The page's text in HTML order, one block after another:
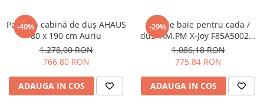
QUADRIX
QUADRIX COMPOZIT
Recomandate
ROLL
SENSUAL
-40%
Paravan cabină de duș AHAUS
80 x 190 cm Auriu
1.278,00 RON
766,80 RON
ADAUGA IN COS
-29%
Baterie baie pentru cada /
dus, AM.PM X-Joy F85A50022,
termostata, montaj aplicat,
finisaj negru
1.086,18 RON
775,84 RON
ADAUGA IN COS